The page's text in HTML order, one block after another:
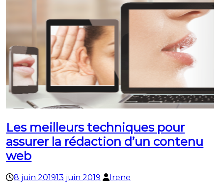
Les meilleurs techniques pour
assurer la rédaction d’un contenu
web
8 juin 201913 juin 2019
Irene